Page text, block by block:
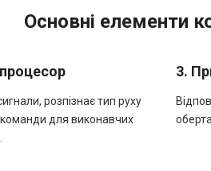
Основні елементи
розпізнає тип руху
для виконавчих
3.